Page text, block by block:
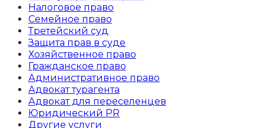
Налоговое право
Семейное право
Третейский суд
Защита прав в суде
Хозяйственное право
Гражданское право
Административное право
Адвокат турагента
Адвокат для переселенцев
Юридический PR
Другие услуги